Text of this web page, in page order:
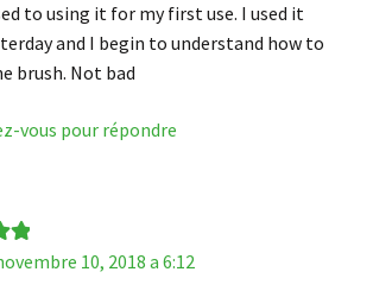
to using it for my first use. I used it
and I begin to understand how to
brush. Not bad
vous pour répondre
5 10, 2018 a 6:12